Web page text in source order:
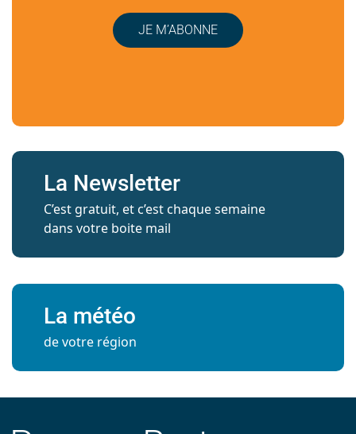
JE M’ABONNE
La Newsletter
C’est gratuit, et c’est chaque semaine
dans votre boite mail
La météo
de votre région